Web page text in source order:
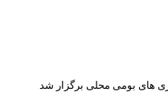
های بومی محلی برگزار شد